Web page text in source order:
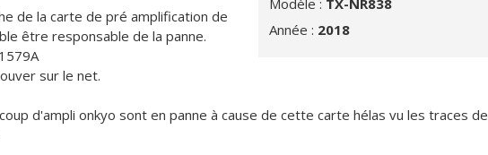
Année : 2018
de la carte de pré amplification de
être responsable de la panne.
sur le net.
d'ampli onkyo sont en panne à cause de cette carte hélas vu les traces de